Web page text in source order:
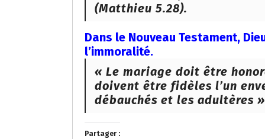
(Matthieu 5.28).
Dans le Nouveau Testament,
l’immoralité.
« Le mariage doit être
doivent être fidèles l’un
débauchés et les adultères
Partager :